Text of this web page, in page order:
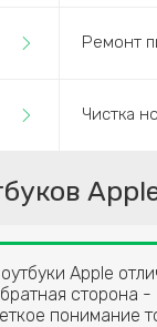
Ремонт
Чистка
Apple
сторона -
понимание